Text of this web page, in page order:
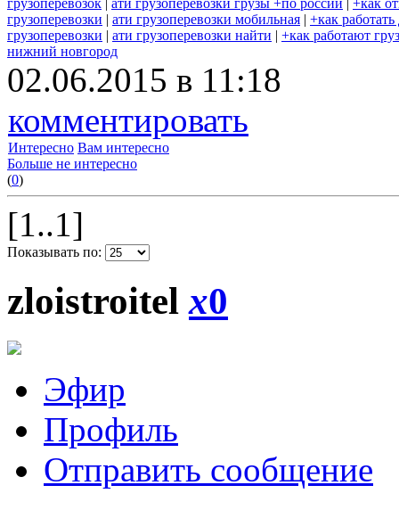
грузоперевозок ати грузоперевозки грузы +по россии
+как
грузоперевозки | ати грузоперевозки мобильная | +как
грузоперевозки | ати грузоперевозки найти | +как работают
нижний новгород
02.06.2015 в 11:18
комментировать
Интересно Вам интересно
Больше не интересно
(0)
[1..1]
Показывать по:
zloistroitelx0
Эфир
Профиль
Отправить сообщение